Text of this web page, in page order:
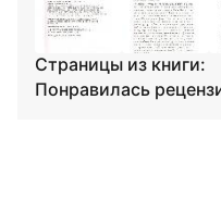
Страницы из книги:
Понравилась